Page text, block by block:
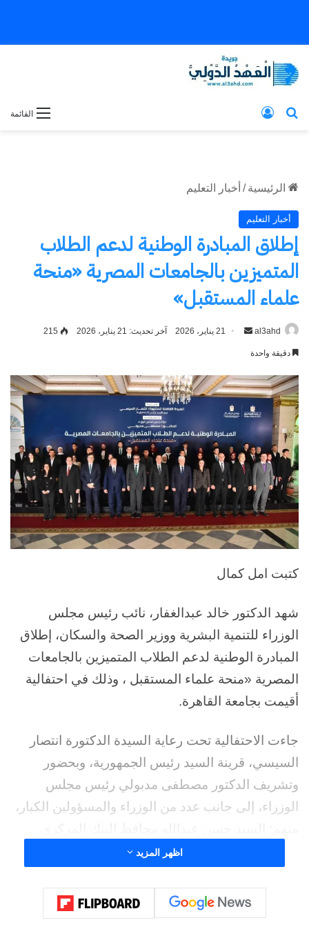
القائمة بحث عن
الرئيسية / أخبار التعليم
أخبار التعليم
إطلاق المبادرة الوطنية لدعم الطلاب
المتميزين بالجامعات المصرية «منحة
علماء المستقبل»
al3ahd
أرسل
21 يناير، 2026 آخر تحديث: 21 يناير، 2026 215
دقيقة واحدة
كتبت امل كمال
شهد الدكتور خالد عبدالغفار، نائب رئيس مجلس
الوزراء للتنمية البشرية ووزير الصحة والسكان، إطلاق
المبادرة الوطنية لدعم الطلاب المتميزين بالجامعات
المصرية «منحة علماء المستقبل ، وذلك في احتفالية
أقيمت بجامعة القاهرة.
جاءت الاحتفالية تحت رعاية السيدة الدكتورة انتصار
السيسي، قرينة السيد رئيس الجمهورية، وبحضور
وتشريف الدكتور مصطفى مدبولي رئيس مجلس
الوزراء، إلى جانب عدد من الوزراء والمسؤولين الكبار،
المصري، والدكتور أيمن عاشور وزير التعليم العالي
الاجتماعي، والدكتور محمد عبداللطيف وزير التربية
والتعليم والتعليم الفني، والدكتور أحمد فؤاد هنو وزير
اظهر المزيد